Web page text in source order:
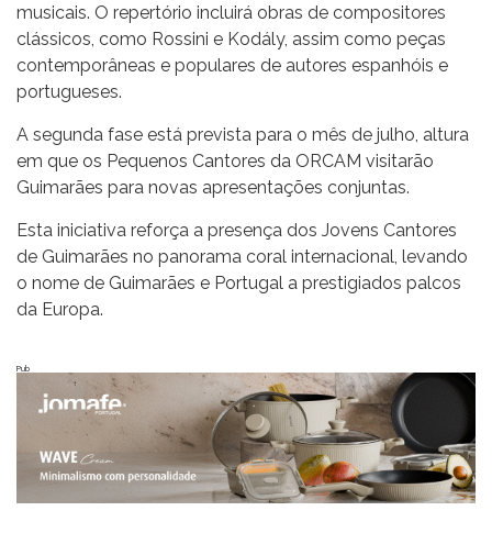
musicais. O repertório incluirá obras de compositores
clássicos, como Rossini e Kodály, assim como peças
contemporâneas e populares de autores espanhóis e
portugueses.
A segunda fase está prevista para o mês de julho, altura
em que os Pequenos Cantores da ORCAM visitarão
Guimarães para novas apresentações conjuntas.
Esta iniciativa reforça a presença dos Jovens Cantores
de Guimarães no panorama coral internacional, levando
o nome de Guimarães e Portugal a prestigiados palcos
da Europa.
Pub